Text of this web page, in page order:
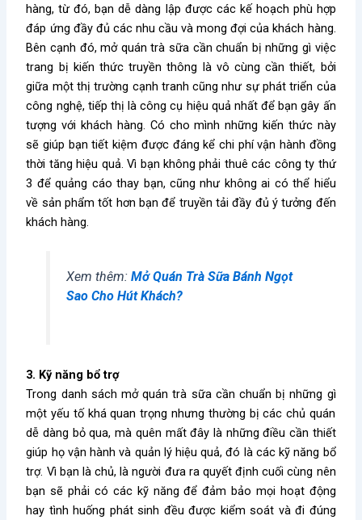
hàng, từ đó, bạn dễ dàng lập được các kế hoạch phù hợp
đáp ứng đầy đủ các nhu cầu và mong đợi của khách hàng.
Bên cạnh đó,mở quán trà sữa cần chuẩn bị những gì việc
trang bị kiến thức truyền thông là vô cùng cần thiết, bởi
giữa một thị trường cạnh tranh cũng như sự phát triển của
công nghệ, tiếp thị là công cụ hiệu quả nhất để bạn gây ấn
tượng với khách hàng. Có cho mình những kiến thức này
sẽ giúp bạn tiết kiệm được đáng kể chi phí vận hành đồng
thời tăng hiệu quả. Vì bạn không phải thuê các công ty thứ
3 để quảng cáo thay bạn, cũng như không ai có thể hiểu
về sản phẩm tốt hơn bạn để truyền tải đầy đủ ý tưởng đến
khách hàng.
Xem thêm: Mở Quán Trà Sữa Bánh Ngọt
Sao Cho Hút Khách?
3. Kỹ năng bổ trợ
Trong danh sáchmở quán trà sữa cần chuẩn bị những gì
một yếu tố khá quan trọng nhưng thường bị các chủ quán
dễ dàng bỏ qua, mà quên mất đây là những điều cần thiết
giúp họ vận hành và quản lý hiệu quả, đó là các kỹ năng bổ
trợ. Vì bạn là chủ, là người đưa ra quyết định cuối cùng nên
bạn sẽ phải có các kỹ năng để đảm bảo mọi hoạt động
hay tình huống phát sinh đều được kiểm soát và đi đúng